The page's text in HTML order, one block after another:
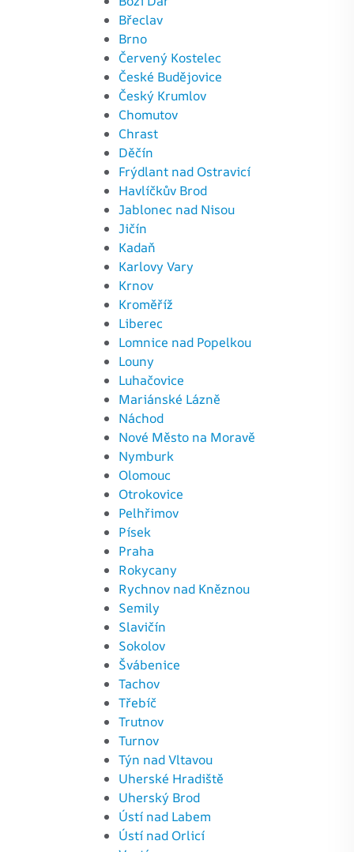
Břeclav
Brno
Červený Kostelec
České Budějovice
Český Krumlov
Chomutov
Chrast
Děčín
Frýdlant nad Ostravicí
Havlíčkův Brod
Jablonec nad Nisou
Jičín
Kadaň
Karlovy Vary
Krnov
Kroměříž
Liberec
Lomnice nad Popelkou
Louny
Luhačovice
Mariánské Lázně
Náchod
Nové Město na Moravě
Nymburk
Olomouc
Otrokovice
Pelhřimov
Písek
Praha
Rokycany
Rychnov nad Kněznou
Semily
Slavičín
Sokolov
Švábenice
Tachov
Třebíč
Trutnov
Turnov
Týn nad Vltavou
Uherské Hradiště
Uherský Brod
Ústí nad Labem
Ústí nad Orlicí